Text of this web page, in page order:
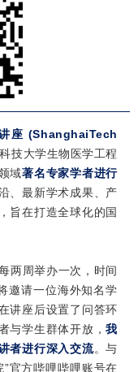
座 (ShanghaiTech
技大学生物医学工程
域著名专家学者进行
、最新学术成果、产
旨在打造全球化的国
两周举办一次，时间
邀请一位海外知名学
讲座后设置了问答环
与学生群体开放，我
者进行深入交流。与
官方哔哩哔哩账号在